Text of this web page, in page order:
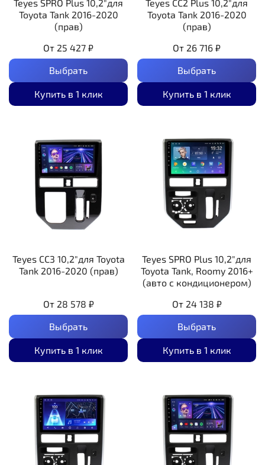
Teyes SPRO Plus 10,2"для
Toyota Tank 2016-2020
(прав)
От 25 427 ₽
Выбрать
Купить в 1 клик
Teyes CC2 Plus 10,2"для
Toyota Tank 2016-2020
(прав)
От 26 716 ₽
Выбрать
Купить в 1 клик
Teyes CC3 10,2"для Toyota
Tank 2016-2020 (прав)
От 28 578 ₽
Выбрать
Купить в 1 клик
Teyes SPRO Plus 10,2"для
Toyota Tank, Roomy 2016+
(авто с кондиционером)
От 24 138 ₽
Выбрать
Купить в 1 клик